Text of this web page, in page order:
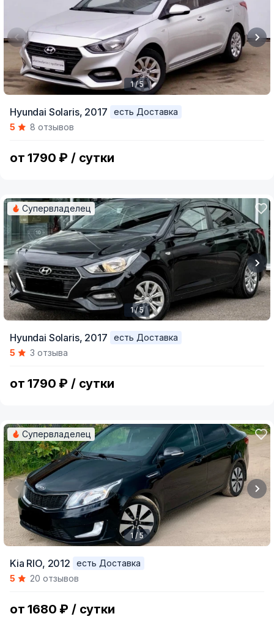
of
1 / 5
Hyundai Solaris, 2017
есть Доставка
5
8 отзывов
от 1790 ₽ / сутки
of
Супервладелец
1 / 5
Hyundai Solaris, 2017
есть Доставка
5
3 отзыва
от 1790 ₽ / сутки
of
Супервладелец
1 / 5
Kia RIO, 2012
есть Доставка
5
20 отзывов
от 1680 ₽ / сутки